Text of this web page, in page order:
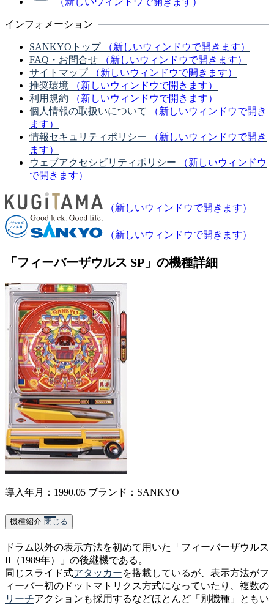
インフォメーション
SANKYOトップ
（新しいウィンドウで開きます）
FAQ・お問合せ
（新しいウィンドウで開きます）
サイトマップ
（新しいウィンドウで開きます）
推奨環境
（新しいウィンドウで開きます）
利用規約
（新しいウィンドウで開きます）
個人情報の取扱いについて
（新しいウィンドウで開き
ます）
情報セキュリティポリシー
（新しいウィンドウで開き
ます）
ウェブアクセシビリティポリシー
（新しいウィンドウ
で開きます）
（新しいウィンドウで開きます）
（新しいウィンドウで開きます）
「フィーバーザウルス SP」の機種詳細
導入年月：1990.05 ブランド：SANKYO
機種紹介 閉じる
ドラム以外の表示方法を初めて用いた「フィーバーザウルス
II（1989年）」の後継機である。
同じスライド式アタッカーを搭載しているが、表示方法がフ
ィーバー初のドットマトリクス方式になっていたり、複数の
リーチアクションも採用するなどほとんど「別機種」ともい